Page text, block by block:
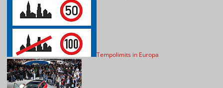
Tempolimits in Europa